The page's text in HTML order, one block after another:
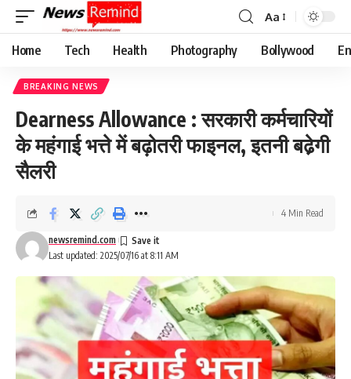
Font
Resizer
Aa
Home Tech Health Photography Bollywood
BREAKING NEWS
Dearness Allowance : सरकारी कर्मचारियों
के महंगाई भत्ते में बढ़ोतरी फाइनल, इतनी बढे़गी
सैलरी
Last updated: 2025/07/16 at 8:11 AM
newsremind.com
4 Min Read